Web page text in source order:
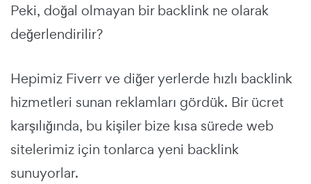
Peki, doğal olmayan bir backlink ne olarak
değerlendirilir?
Hepimiz Fiverr ve diğer yerlerde hızlı backlink
hizmetleri sunan reklamları gördük. Bir ücret
karşılığında, bu kişiler bize kısa sürede web
sitelerimiz için tonlarca yeni backlink
sunuyorlar.